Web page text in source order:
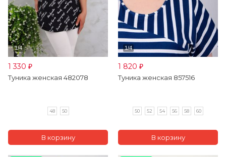
1 330 ₽
Туника женская 482078
48 50
1 820 ₽
Туника женская 857516
50 52 54 56 58 60